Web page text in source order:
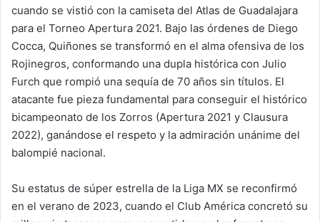
cuando se vistió con la camiseta del Atlas de Guadalajara
para el Torneo Apertura 2021. Bajo las órdenes de Diego
Cocca, Quiñones se transformó en el alma ofensiva de los
Rojinegros, conformando una dupla histórica con Julio
Furch que rompió una sequía de 70 años sin títulos. El
atacante fue pieza fundamental para conseguir el histórico
bicampeonato de los Zorros (Apertura 2021 y Clausura
2022), ganándose el respeto y la admiración unánime del
balompié nacional.
Su estatus de súper estrella de la Liga MX se reconfirmó
en el verano de 2023, cuando el Club América concretó su